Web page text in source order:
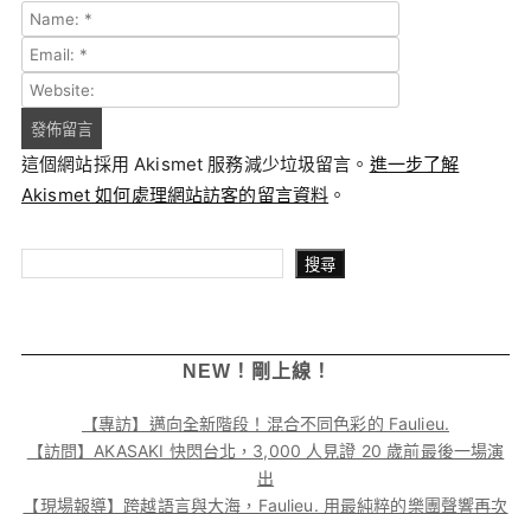
這個網站採用 Akismet 服務減少垃圾留言。 進一步了解
Akismet 如何處理網站訪客的留言資料 。
搜尋
NEW！剛上線！
【專訪】邁向全新階段！混合不同色彩的 Faulieu.
【訪問】AKASAKI 快閃台北，3,000 人見證 20 歲前最後一場演
出
【現場報導】跨越語言與大海，Faulieu. 用最純粹的樂團聲響再次